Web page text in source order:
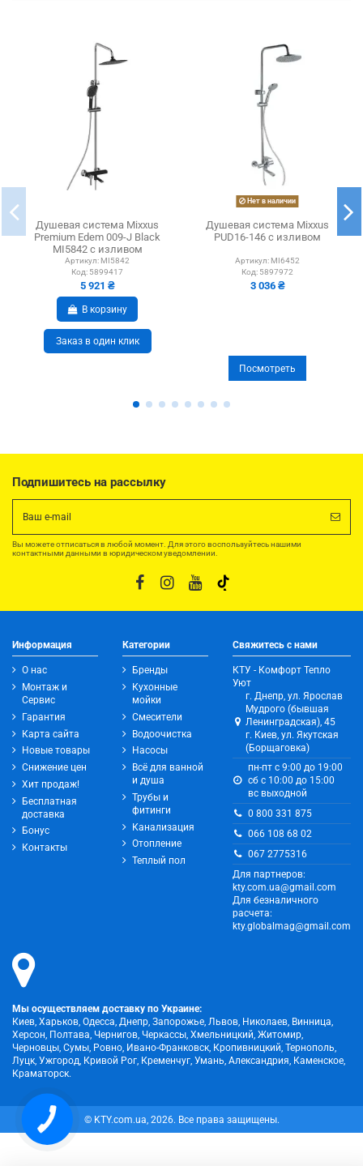
Душевая система Mixxus
Premium Edem 009-J Black
MI5842 с изливом
Артикул: MI5842
Код: 5899417
5 921 ₴
В корзину
Заказ в один клик
Нет в наличии
Душевая система Mixxus
PUD16-146 с изливом
Артикул: MI6452
Код: 5897972
3 036 ₴
Посмотреть
Подпишитесь на рассылку
Вы можете отписаться в любой момент. Для этого воспользуйтесь нашими
контактными данными в юридическом уведомлении.
Информация
О нас
Монтаж и
Сервис
Гарантия
Карта сайта
Новые товары
Снижение цен
Хит продаж!
Бесплатная
доставка
Бонус
Контакты
Категории
Бренды
Кухонные
мойки
Смесители
Водоочистка
Насосы
Всё для ванной
и душа
Трубы и
фитинги
Канализация
Отопление
Теплый пол
Свяжитесь с нами
КТУ - Комфорт Тепло
Уют
г. Днепр, ул. Ярослав
Мудрого (бывшая
Ленинградская), 45
г. Киев, ул. Якутская
(Борщаговка)
пн-пт с 9:00 до 19:00
сб с 10:00 до 15:00
вс выходной
0 800 331 875
066 108 68 02
067 2775316
Для партнеров:
kty.com.ua@gmail.com
Для безналичного
расчета:
kty.globalmag@gmail.com
Мы осуществляем доставку по Украине:
Киев, Харьков, Одесса, Днепр, Запорожье, Львов, Николаев, Винница,
Херсон, Полтава, Чернигов, Черкассы, Хмельницкий, Житомир,
Черновцы, Сумы, Ровно, Ивано-Франковск, Кропивницкий, Тернополь,
Луцк, Ужгород, Кривой Рог, Кременчуг, Умань, Александрия, Каменское,
Краматорск.
© KTY.com.ua, 2026. Все права защищены.